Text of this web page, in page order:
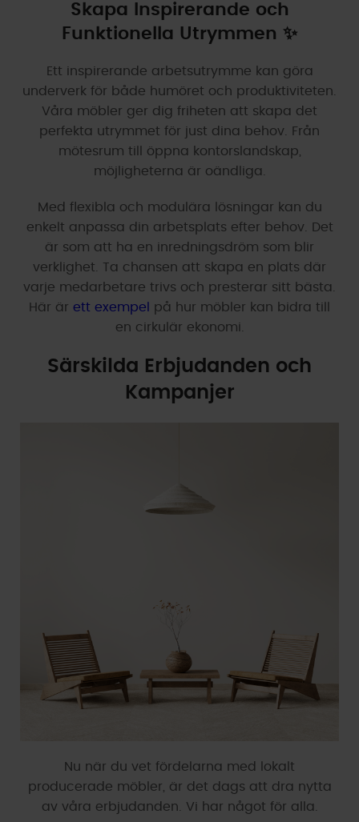
Skapa Inspirerande och
Funktionella Utrymmen ✨
Ett inspirerande arbetsutrymme kan göra
underverk för både humöret och produktiviteten.
Våra möbler ger dig friheten att skapa det
perfekta utrymmet för just dina behov. Från
mötesrum till öppna kontorslandskap,
möjligheterna är oändliga.
Med flexibla och modulära lösningar kan du
enkelt anpassa din arbetsplats efter behov. Det
är som att ha en inredningsdröm som blir
verklighet. Ta chansen att skapa en plats där
varje medarbetare trivs och presterar sitt bästa.
Här är ett exempel
på hur möbler kan bidra till
en cirkulär ekonomi.
Särskilda Erbjudanden och
Kampanjer
Nu när du vet fördelarna med lokalt
producerade möbler, är det dags att dra nytta
av våra erbjudanden. Vi har något för alla.